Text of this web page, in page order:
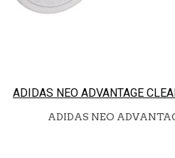
ADIDAS NEO ADVANTAGE
ADIDAS NEO